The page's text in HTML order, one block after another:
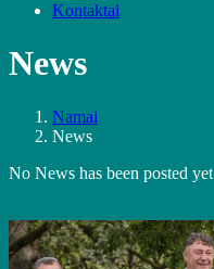
Kontaktai
News
Namai
News
No News has been posted yet